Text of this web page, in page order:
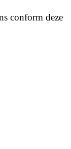
conform deze